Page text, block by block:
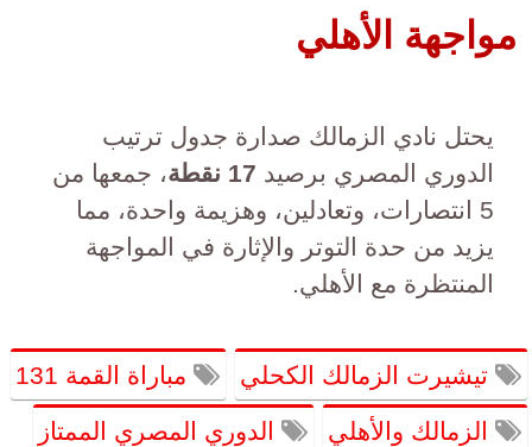
مواجهة الأهلي
يحتل نادي الزمالك صدارة جدول ترتيب
الدوري المصري برصيد 17 نقطة
، جمعها من
5 انتصارات، وتعادلين، وهزيمة واحدة، مما
يزيد من حدة التوتر والإثارة في المواجهة
المنتظرة مع الأهلي.
تيشيرت الزمالك الكحلي مباراة القمة 131
الزمالك والأهلي الدوري المصري الممتاز